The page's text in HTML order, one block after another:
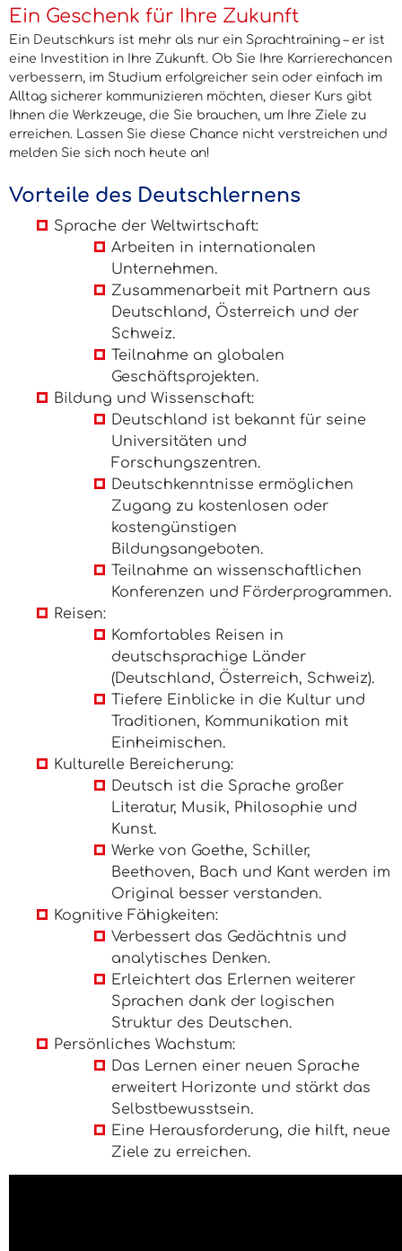
Ein Geschenk für Ihre Zukunft
Ein Deutschkurs ist mehr als nur ein Sprachtraining – er ist
eine Investition in Ihre Zukunft. Ob Sie Ihre Karrierechancen
verbessern, im Studium erfolgreicher sein oder einfach im
Alltag sicherer kommunizieren möchten, dieser Kurs gibt
Ihnen die Werkzeuge, die Sie brauchen, um Ihre Ziele zu
erreichen. Lassen Sie diese Chance nicht verstreichen und
melden Sie sich noch heute an!
Vorteile des Deutschlernens
Sprache der Weltwirtschaft:
Arbeiten in internationalen
Unternehmen.
Zusammenarbeit mit Partnern aus
Deutschland, Österreich und der
Schweiz.
Teilnahme an globalen
Geschäftsprojekten.
Bildung und Wissenschaft:
Deutschland ist bekannt für seine
Universitäten und
Forschungszentren.
Deutschkenntnisse ermöglichen
Zugang zu kostenlosen oder
kostengünstigen
Bildungsangeboten.
Teilnahme an wissenschaftlichen
Konferenzen und Förderprogrammen.
Reisen:
Komfortables Reisen in
deutschsprachige Länder
(Deutschland, Österreich, Schweiz).
Tiefere Einblicke in die Kultur und
Traditionen, Kommunikation mit
Einheimischen.
Kulturelle Bereicherung:
Deutsch ist die Sprache großer
Literatur, Musik, Philosophie und
Kunst.
Werke von Goethe, Schiller,
Beethoven, Bach und Kant werden im
Original besser verstanden.
Kognitive Fähigkeiten:
Verbessert das Gedächtnis und
analytisches Denken.
Erleichtert das Erlernen weiterer
Sprachen dank der logischen
Struktur des Deutschen.
Persönliches Wachstum:
Das Lernen einer neuen Sprache
erweitert Horizonte und stärkt das
Selbstbewusstsein.
Eine Herausforderung, die hilft, neue
Ziele zu erreichen.